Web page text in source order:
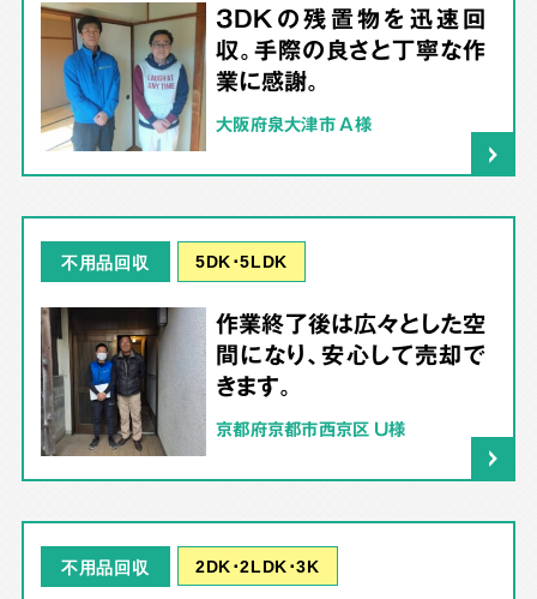
3DKの残置物を迅速回
収。手際の良さと丁寧な作
業に感謝。
大阪府泉大津市 A様
不用品回収 5DK･5LDK
作業終了後は広々とした空
間になり、安心して売却で
きます。
京都府京都市西京区 U様
不用品回収 2DK･2LDK･3K